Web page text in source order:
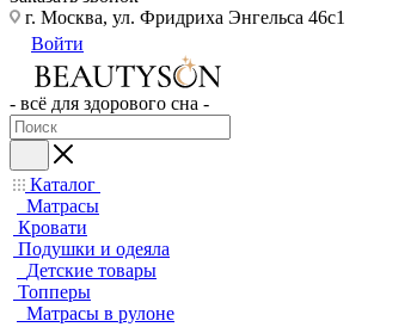
г. Москва, ул. Фридриха Энгельса 46с1
Войти
- всё для здорового сна -
Каталог
Матрасы
Кровати
Подушки и одеяла
Детские товары
Топперы
Матрасы в рулоне